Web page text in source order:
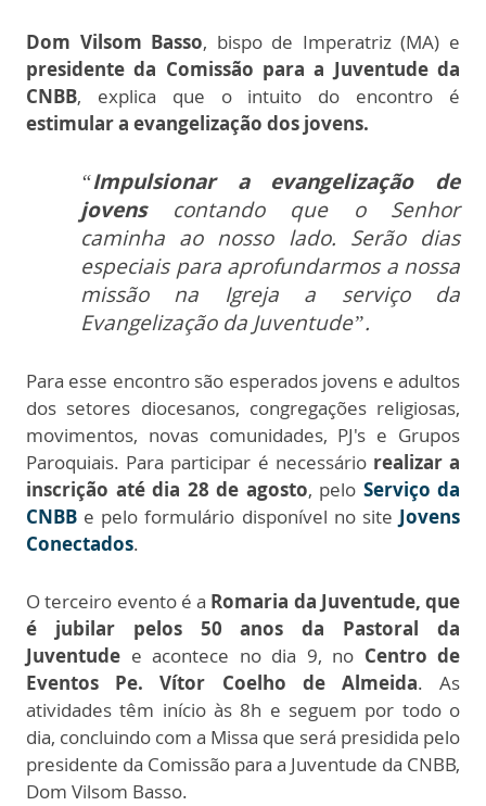
Dom Vilsom Basso, bispo de Imperatriz (MA) e
presidente da Comissão para a Juventude da
CNBB, explica que o intuito do encontro é
estimular a evangelização dos jovens.
“Impulsionar a evangelização de
jovens contando que o Senhor
caminha ao nosso lado. Serão dias
especiais para aprofundarmos a nossa
missão na Igreja a serviço da
Evangelização da Juventude”.
Para esse encontro são esperados jovens e adultos
dos setores diocesanos, congregações religiosas,
movimentos, novas comunidades, PJ's e Grupos
Paroquiais. Para participar é necessário realizar a
inscrição até dia 28 de agosto, pelo Serviço da
CNBB e pelo formulário disponível no site Jovens
Conectados.
O terceiro evento é a Romaria da Juventude, que
é jubilar pelos 50 anos da Pastoral da
Juventude e acontece no dia 9, no Centro de
Eventos Pe. Vítor Coelho de Almeida. As
atividades têm início às 8h e seguem por todo o
dia, concluindo com a Missa que será presidida pelo
presidente da Comissão para a Juventude da CNBB,
Dom Vilsom Basso.